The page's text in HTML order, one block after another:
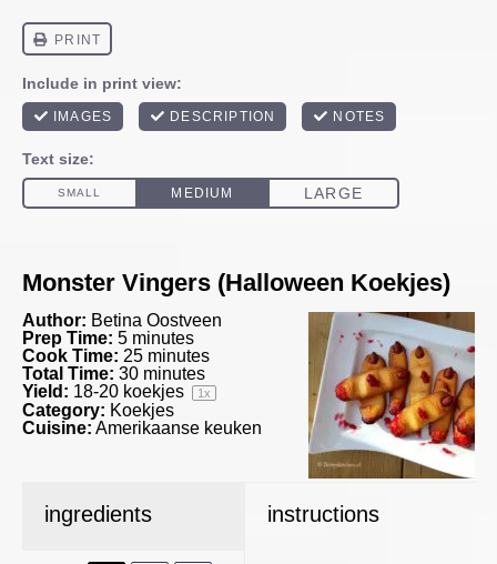
Monster Vingers (Halloween Koekjes)
Author: Betina Oostveen
Prep Time: 5 minutes
Cook Time: 25 minutes
Total Time: 30 minutes
Yield: 18-20 koekjes 1x
Category: Koekjes
Cuisine: Amerikaanse keuken
ingredients instructions